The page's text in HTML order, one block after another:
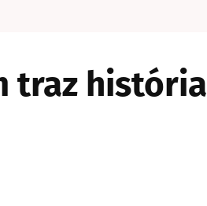
traz